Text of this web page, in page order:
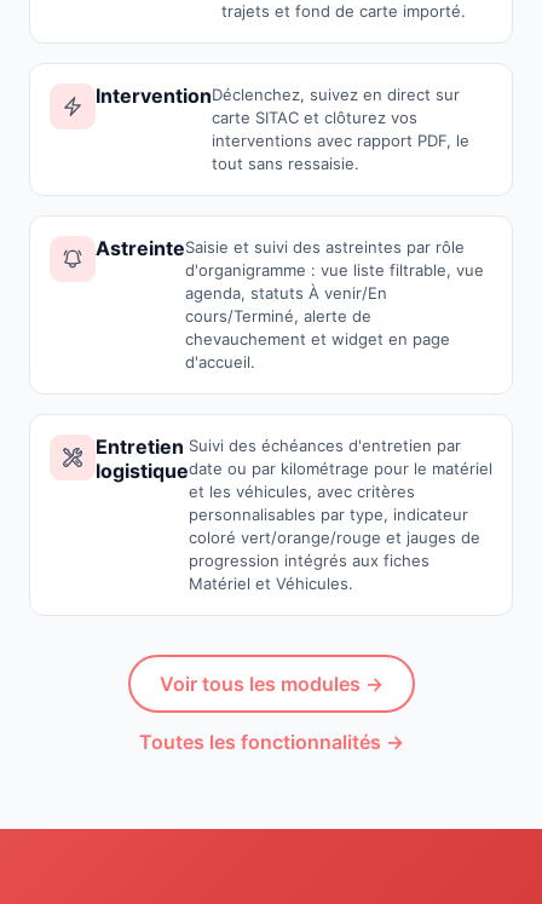
trajets et fond de carte importé.
InterventionDéclenchez, suivez en direct sur
carte SITAC et clôturez vos
interventions avec rapport PDF, le
tout sans ressaisie.
AstreinteSaisie et suivi des astreintes par rôle
d'organigramme : vue liste filtrable, vue
agenda, statuts À venir/En
cours/Terminé, alerte de
chevauchement et widget en page
d'accueil.
Entretien
logistique
Suivi des échéances d'entretien par
date ou par kilométrage pour le matériel
et les véhicules, avec critères
personnalisables par type, indicateur
coloré vert/orange/rouge et jauges de
progression intégrés aux fiches
Matériel et Véhicules.
Voir tous les modules →
Toutes les fonctionnalités →